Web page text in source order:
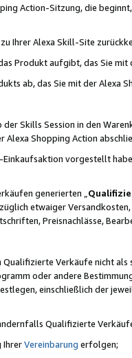
Action-Sitzung, die
Ihrer Alexa Skill-Site
Produkt aufgibt, das Sie mit
ab, das Sie mit der Alexa
Skills Session in den
Alexa Shopping Action
vorgestellt
generierten „
etwaiger
Preisnachlässe,
Verkäufe nicht
oder andere
einschließlich der
Qualifizierte
IhrerVereinbarung erfolgen;